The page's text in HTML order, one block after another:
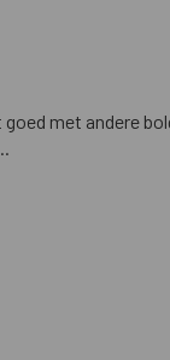
met andere